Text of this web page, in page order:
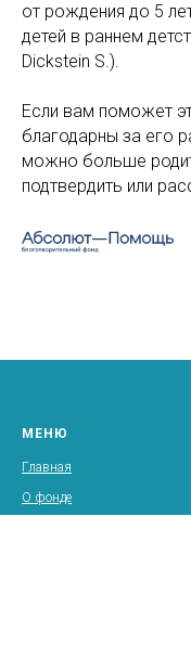
от рождения до 5
детей в раннем
Dickstein S.).
Если вам поможет
благодарны за его
можно больше
подтвердить или
МЕНЮ
Главная
О фонде